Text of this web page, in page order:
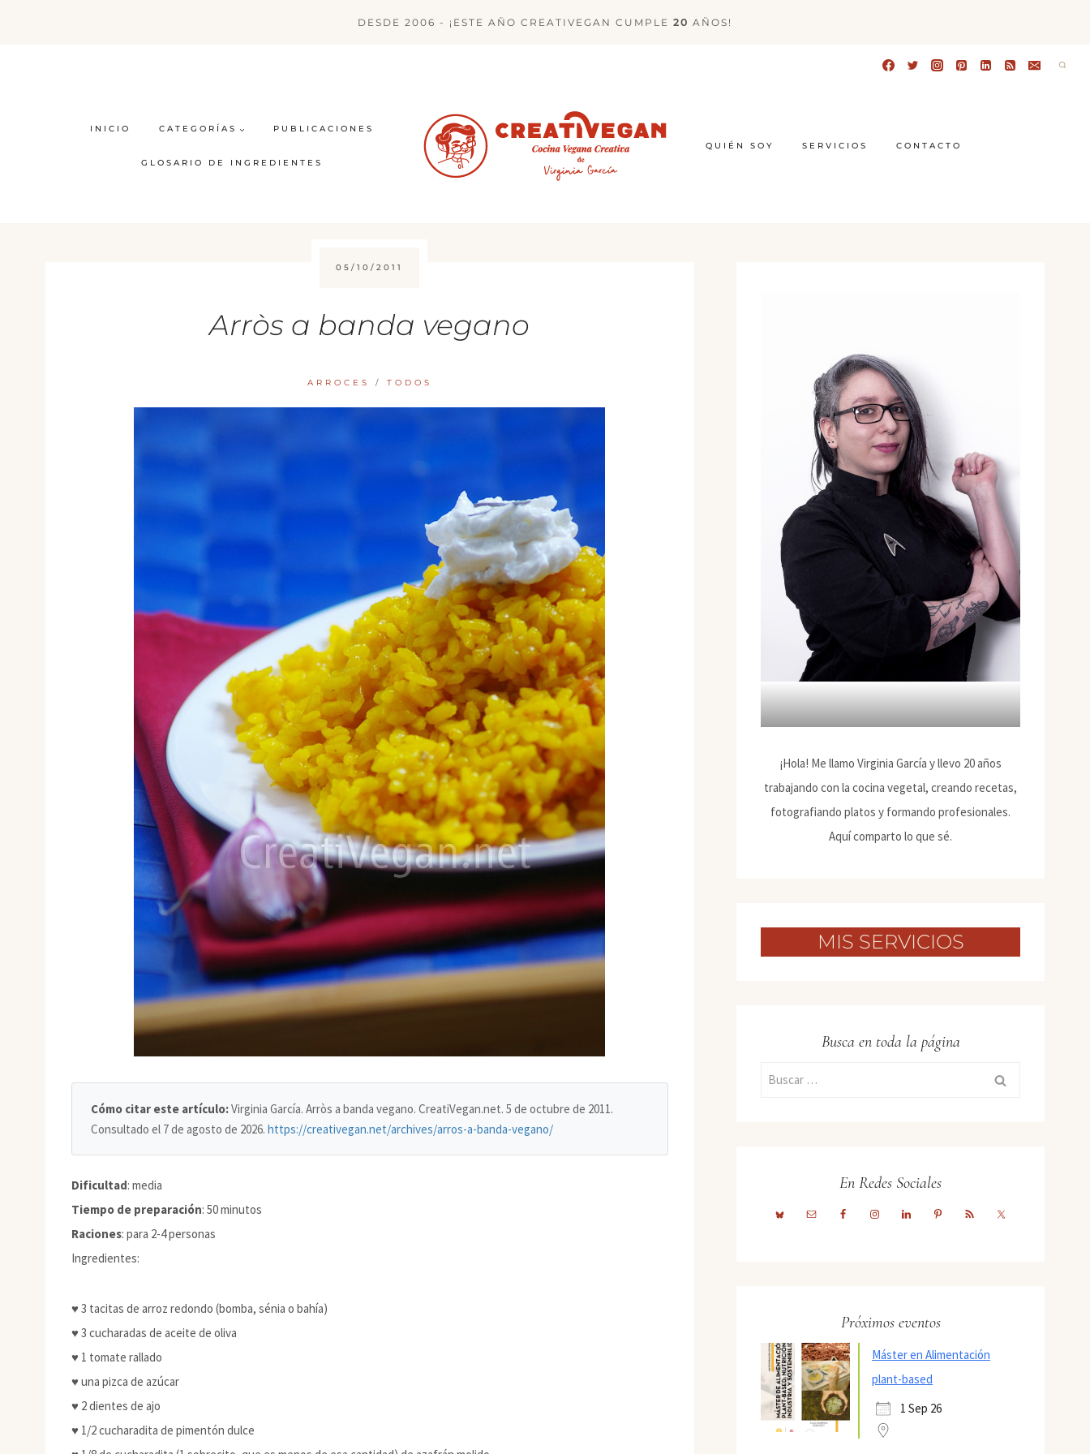
DESDE 2006 - ¡ESTE AÑO CREATIVEGAN CUMPLE 20 AÑOS!
INICIO CATEGORÍAS PUBLICACIONES
GLOSARIO DE INGREDIENTES
QUIÉN SOY SERVICIOS CONTACTO
05/10/2011
Arròs a banda vegano
ARROCES / TODOS
Cómo citar este artículo:Virginia García. Arròs a banda vegano. CreatiVegan.net. 5 de octubre de 2011.
Consultado el 7 de agosto de 2026. https://creativegan.net/archives/arros-a-banda-vegano/
Dificultad: media
Tiempo de preparación: 50 minutos
Raciones: para 2-4 personas
Ingredientes:
♥ 3 tacitas de arroz redondo (bomba, sénia o bahía)
♥ 3 cucharadas de aceite de oliva
♥ 1 tomate rallado
♥ una pizca de azúcar
♥ 2 dientes de ajo
♥ 1/2 cucharadita de pimentón dulce
¡Hola! Me llamo Virginia García y llevo 20 años
trabajando con la cocina vegetal, creando recetas,
fotografiando platos y formando profesionales.
Aquí comparto lo que sé.
MIS SERVICIOS
Busca en toda la página
Buscar:
En Redes Sociales
Próximos eventos
Máster en Alimentación
plant-based
1 Sep 26